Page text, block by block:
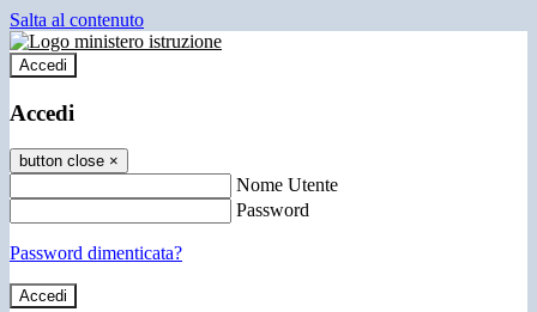
Salta al contenuto
Accedi
Accedi
button close ×
Nome Utente
Password
Password dimenticata?